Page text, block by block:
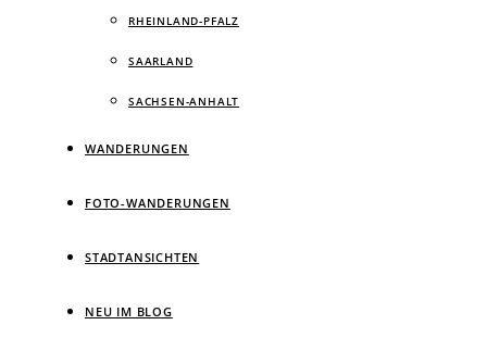
RHEINLAND-PFALZ
SAARLAND
SACHSEN-ANHALT
WANDERUNGEN
FOTO-WANDERUNGEN
STADTANSICHTEN
NEU IM BLOG